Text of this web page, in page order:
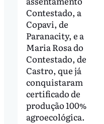
Contestado, a
Copavi, de
Paranacity, e a
Maria Rosa do
Contestado, de
Castro, que já
conquistaram
certificado de
produção 100%
agroecológica.